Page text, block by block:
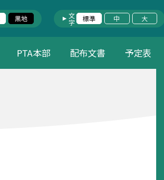
黒地 文字 標準 中 大
PTA本部 配布文書 予定表